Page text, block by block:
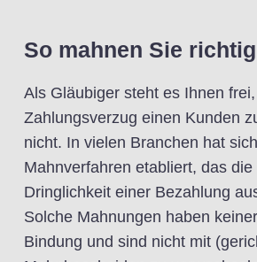
So mahnen Sie richtig
Als Gläubiger steht es Ihnen
Zahlungsverzug einen Kunden
nicht. In vielen Branchen hat
Mahnverfahren etabliert, das
Dringlichkeit einer Bezahlung
Solche Mahnungen haben
Bindung und sind nicht mit